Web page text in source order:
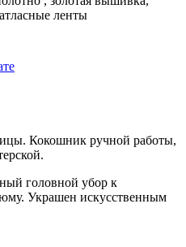
ленты
Кокошник ручной работы,
головной убор к
Украшен искусственным